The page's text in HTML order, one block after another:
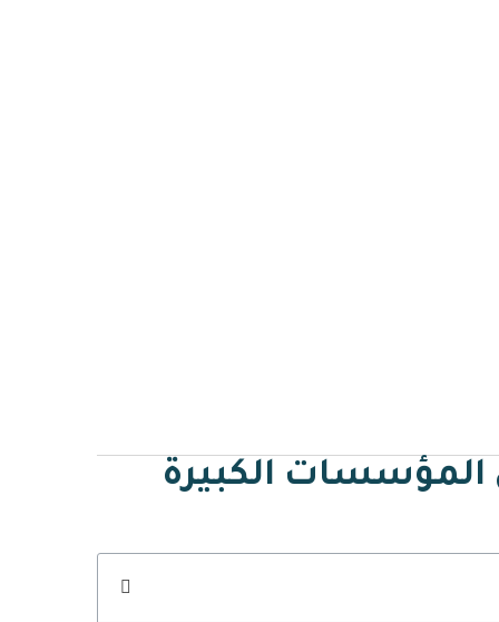
المؤسسات الكبيرة